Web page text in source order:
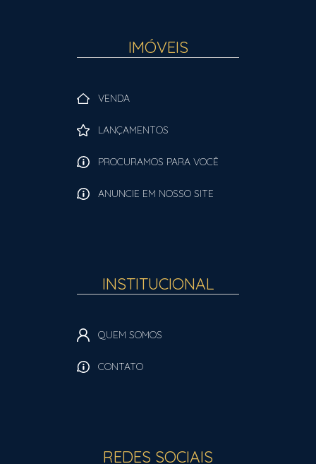
IMÓVEIS
VENDA
LANÇAMENTOS
PROCURAMOS PARA VOCÊ
ANUNCIE EM NOSSO SITE
INSTITUCIONAL
QUEM SOMOS
CONTATO
REDES SOCIAIS